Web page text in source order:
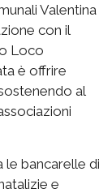
Valentina
con il
Loco
è offrire
al
le bancarelle di
e